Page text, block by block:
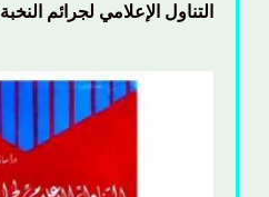
التناول الإعلامي لجرائم النخبة PDF